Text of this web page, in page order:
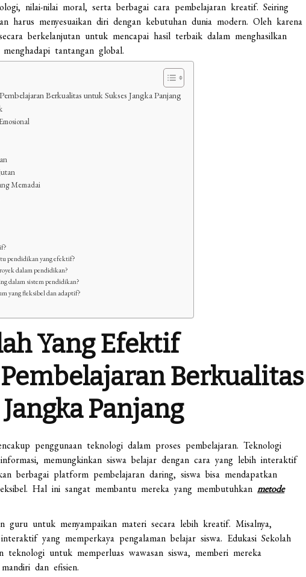
nilai-nilai moral, serta berbagai cara pembelajaran kreatif. Seiring
harus menyesuaikan diri dengan kebutuhan dunia modern. Oleh karena
berkelanjutan untuk mencapai hasil terbaik dalam menghasilkan
tantangan global.
Berkualitas untuk Sukses Jangka Panjang
Memadai
pendidikan yang efektif?
dalam pendidikan?
dalam sistem pendidikan?
yang fleksibel dan adaptif?
Yang Efektif
Berkualitas
Panjang
penggunaan teknologi dalam proses pembelajaran. Teknologi
memungkinkan siswa belajar dengan cara yang lebih interaktif
berbagai platform pembelajaran daring, siswa bisa mendapatkan
Hal ini sangat membantu mereka yang membutuhkanmetode
guru untuk menyampaikan materi secara lebih kreatif. Misalnya,
yang memperkaya pengalaman belajar siswa. Edukasi Sekolah
teknologi untuk memperluas wawasan siswa, memberi mereka
dan efisien.